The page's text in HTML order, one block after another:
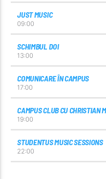
JUST MUSIC
09:00
SCHIMBUL DOI
13:00
COMUNICARE ÎN CAMPUS
17:00
CAMPUS CLUB CU CHRISTIAN
19:00
STUDENTUS MUSIC SESSIONS
22:00